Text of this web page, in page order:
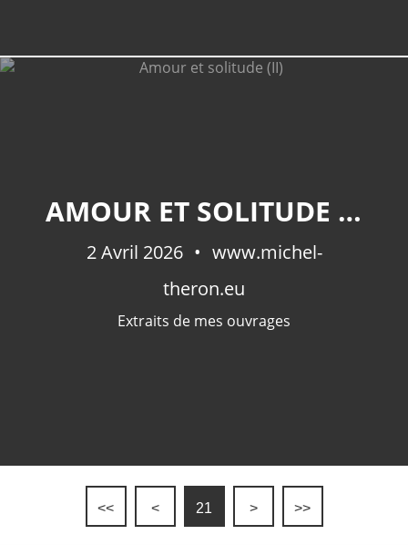
AMOUR ET SOLITUDE (II)
2 Avril 2026
www.michel-
theron.eu
Extraits de mes ouvrages
<< < 21 > >>